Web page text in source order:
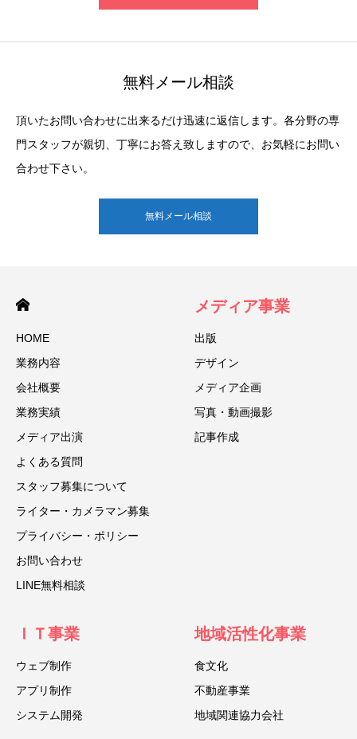
無料メール相談
頂いたお問い合わせに出来るだけ迅速に返信します。各分野の専
門スタッフが親切、丁寧にお答え致しますので、お気軽にお問い
合わせ下さい。
無料メール相談
HOME
業務内容
会社概要
業務実績
メディア出演
よくある質問
スタッフ募集について
ライター・カメラマン募集
プライバシー・ポリシー
お問い合わせ
LINE無料相談
メディア事業
出版
デザイン
メディア企画
写真・動画撮影
記事作成
ＩＴ事業
ウェブ制作
アプリ制作
システム開発
地域活性化事業
食文化
不動産事業
地域関連協力会社